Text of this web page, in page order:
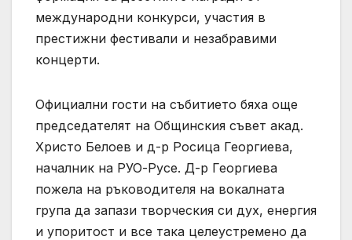
международни конкурси, участия в
престижни фестивали и незабравими
концерти.
Официални гости на събитието бяха още
председателят на Общинския съвет акад.
Христо Белоев и д-р Росица Георгиева,
началник на РУО-Русе. Д-р Георгиева
пожела на ръководителя на вокалната
група да запази творческия си дух, енергия
и упоритост и все така целеустремено да